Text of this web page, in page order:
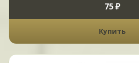
75 ₽
Купить